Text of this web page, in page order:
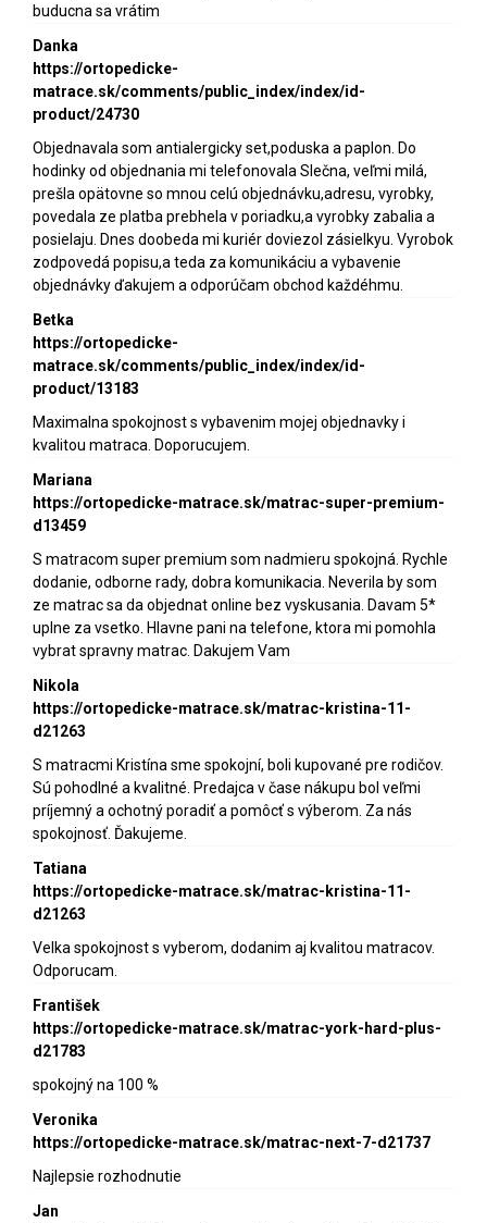
buducna sa vrátim
Danka
https://ortopedicke-
matrace.sk/comments/public_index/index/id-
product/24730
Objednavala som antialergicky set,poduska a paplon. Do
hodinky od objednania mi telefonovala Slečna, veľmi milá,
prešla opätovne so mnou celú objednávku,adresu, vyrobky,
povedala ze platba prebhela v poriadku,a vyrobky zabalia a
posielaju. Dnes doobeda mi kuriér doviezol zásielkyu. Vyrobok
zodpovedá popisu,a teda za komunikáciu a vybavenie
objednávky ďakujem a odporúčam obchod každéhmu.
Betka
https://ortopedicke-
matrace.sk/comments/public_index/index/id-
product/13183
Maximalna spokojnost s vybavenim mojej objednavky i
kvalitou matraca. Doporucujem.
Mariana
https://ortopedicke-matrace.sk/matrac-super-premium-
d13459
S matracom super premium som nadmieru spokojná. Rychle
dodanie, odborne rady, dobra komunikacia. Neverila by som
ze matrac sa da objednat online bez vyskusania. Davam 5*
uplne za vsetko. Hlavne pani na telefone, ktora mi pomohla
vybrat spravny matrac. Dakujem Vam
Nikola
https://ortopedicke-matrace.sk/matrac-kristina-11-
d21263
S matracmi Kristína sme spokojní, boli kupované pre rodičov.
Sú pohodlné a kvalitné. Predajca v čase nákupu bol veľmi
príjemný a ochotný poradiť a pomôcť s výberom. Za nás
spokojnosť. Ďakujeme.
Tatiana
https://ortopedicke-matrace.sk/matrac-kristina-11-
d21263
Velka spokojnost s vyberom, dodanim aj kvalitou matracov.
Odporucam.
František
https://ortopedicke-matrace.sk/matrac-york-hard-plus-
d21783
spokojný na 100 %
Veronika
https://ortopedicke-matrace.sk/matrac-next-7-d21737
Najlepsie rozhodnutie
Jan